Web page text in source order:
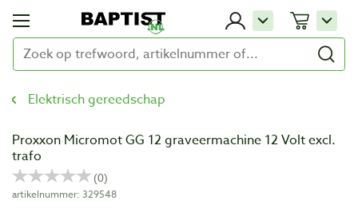
Elektrisch gereedschap
Proxxon Micromot GG 12 graveermachine 12 Volt excl.
trafo
artikelnummer: 329548